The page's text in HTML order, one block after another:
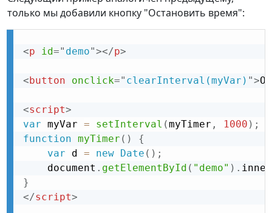
только мы добавили кнопку "Остановить время":
<p id=" demo"></p>
< button onclick=" clearInterval(myVar) ">
<script>
var myVar = setInterval (myTimer , 1000 ) ;
function myTimer ( )
{
var d = new Date ( ) ;
    document
. getElementById ( "demo" ) .
}
</script>